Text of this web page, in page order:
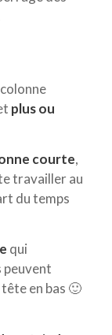
plus ou
courte,
travailler au
du temps
qui
peuvent
en bas 🙂